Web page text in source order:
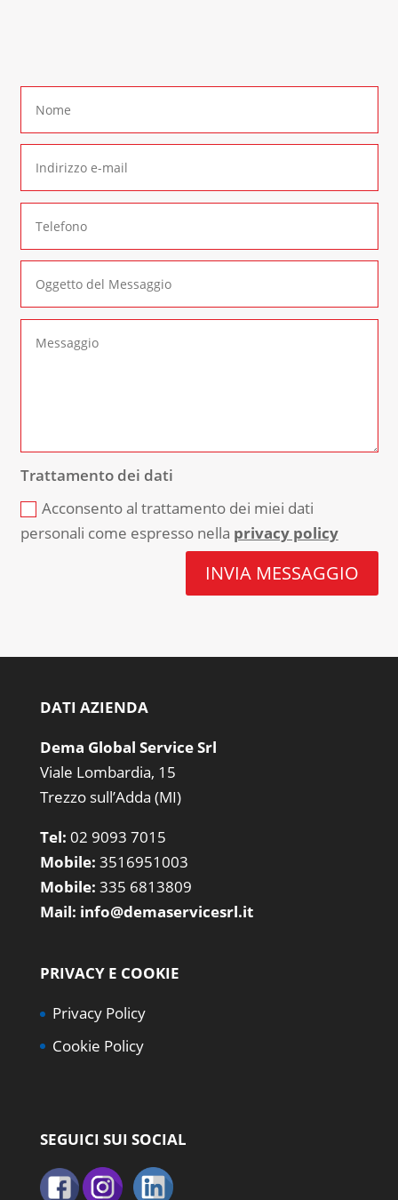
Trattamento dei dati
Acconsento al trattamento dei miei dati
personali come espresso nella privacy policy
INVIA MESSAGGIO
DATI AZIENDA
Dema Global Service Srl
Viale Lombardia, 15
Trezzo sull’Adda (MI)
Tel: 02 9093 7015
Mobile: 3516951003
Mobile: 335 6813809
Mail: info@demaservicesrl.it
PRIVACY E COOKIE
Privacy Policy
Cookie Policy
SEGUICI SUI SOCIAL